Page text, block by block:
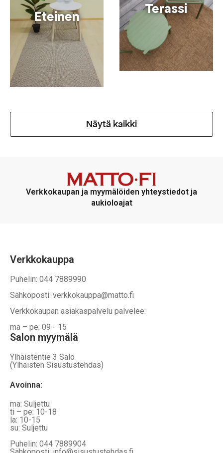
Eteinen Terassi
Näytä kaikki
Verkkokaupan ja myymälöiden yhteystiedot ja
aukioloajat
Verkkokauppa
Puhelin: 044 7889990
Sähköposti: verkkokauppa@matto.fi
Verkkokaupan asiakaspalvelu palvelee:
ma – pe: 09 - 15
Salon myymälä
Ylhäistentie 3 Salo
(Ylhäisten Sisustustehdas)
Avoinna:
ma: Suljettu
ti – pe: 10-18
la: 10-15
su: Suljettu
Puhelin: 044 7889904